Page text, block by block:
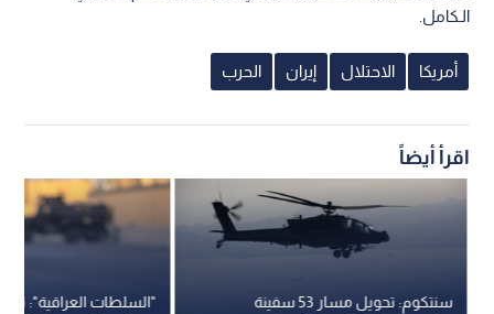
الـكامل.
أمريكا الاحتلال إيران الحرب
اقرأ أيضاً
"السلطات العراقية":
سنتكوم: تحويل مسار 53 سفينة